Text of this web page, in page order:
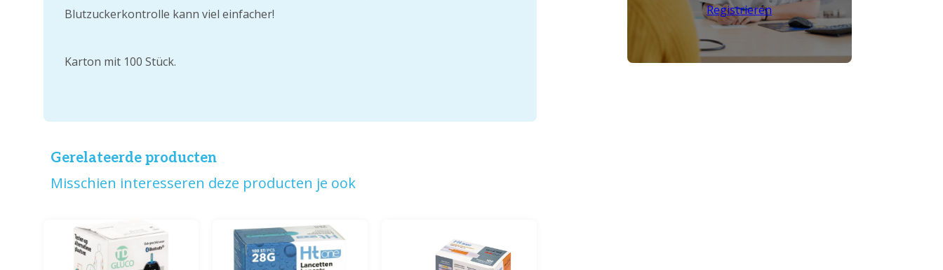
Blutzuckerkontrolle kann viel einfacher!
Karton mit 100 Stück.
Gerelateerde producten
Misschien interesseren deze producten je ook
Registrieren